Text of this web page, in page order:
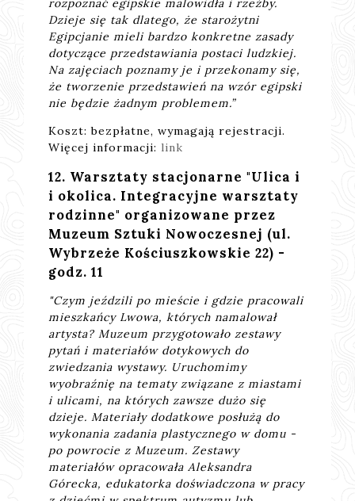
rozpoznać egipskie malowidła i rzeźby.
Dzieje się tak dlatego, że starożytni
Egipcjanie mieli bardzo konkretne zasady
dotyczące przedstawiania postaci ludzkiej.
Na zajęciach poznamy je i przekonamy się,
że tworzenie przedstawień na wzór egipski
nie będzie żadnym problemem.”
Koszt: bezpłatne, wymagają rejestracji.
Więcej informacji: link
12. Warsztaty stacjonarne "Ulica i
i okolica. Integracyjne warsztaty
rodzinne" organizowane przez
Muzeum Sztuki Nowoczesnej (ul.
Wybrzeże Kościuszkowskie 22) -
godz. 11
"Czym jeździli po mieście i gdzie pracowali
mieszkańcy Lwowa, których namalował
artysta? Muzeum przygotowało zestawy
pytań i materiałów dotykowych do
zwiedzania wystawy. Uruchomimy
wyobraźnię na tematy związane z miastami
i ulicami, na których zawsze dużo się
dzieje. Materiały dodatkowe posłużą do
wykonania zadania plastycznego w domu -
po powrocie z Muzeum. Zestawy
materiałów opracowała Aleksandra
Górecka, edukatorka doświadczona w pracy